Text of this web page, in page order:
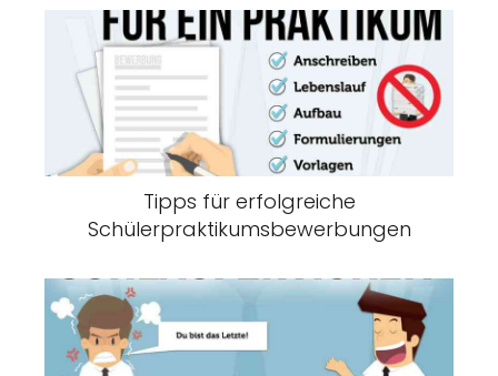
Tipps für erfolgreiche
Schülerpraktikumsbewerbungen